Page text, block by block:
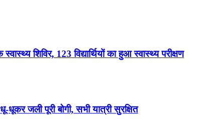
शिविर, 123 विद्यार्थियों का हुआ स्वास्थ्य परीक्षण
जली पूरी बोगी, सभी यात्री सुरक्षित